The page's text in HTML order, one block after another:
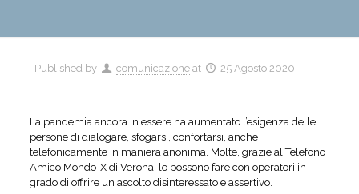
Published by comunicazione at 25 Agosto 2020
La pandemia ancora in essere ha aumentato l’esigenza delle
persone di dialogare, sfogarsi, confortarsi, anche
telefonicamente in maniera anonima. Molte, grazie al Telefono
Amico Mondo-X di Verona, lo possono fare con operatori in
grado di offrire un ascolto disinteressato e assertivo.